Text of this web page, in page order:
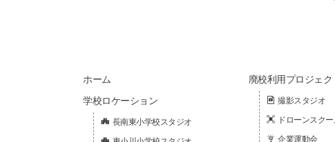
ホーム
学校ロケーション
長南東小学校スタジオ
廃校利用プロジェク
撮影スタジオ
ドローンスクー
企業運動会